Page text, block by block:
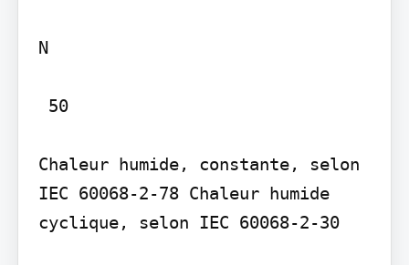
N
Chaleur humide, constante, selon
IEC 60068-2-78 Chaleur humide
cyclique, selon IEC 60068-2-30